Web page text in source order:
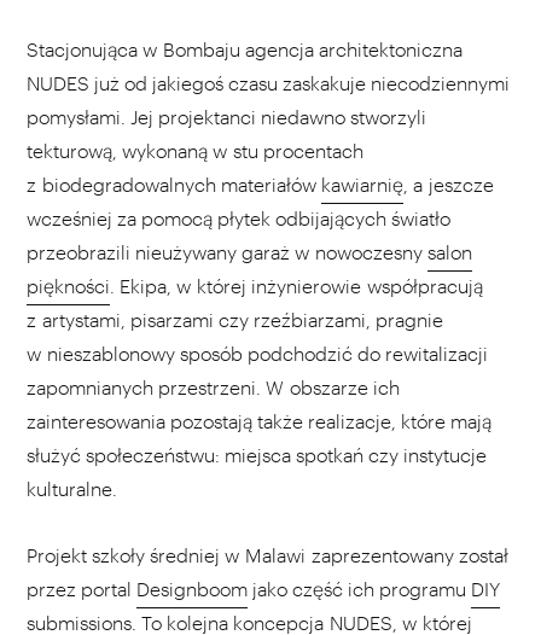
Stacjonująca w Bombaju agencja architektoniczna
NUDES już od jakiegoś czasu zaskakuje niecodziennymi
pomysłami. Jej projektanci niedawno stworzyli
tekturową, wykonaną w stu procentach
z biodegradowalnych materiałów kawiarnię , a jeszcze
wcześniej za pomocą płytek odbijających światło
przeobrazili nieużywany garaż w nowoczesny salon
piękności . Ekipa, w której inżynierowie współpracują
z artystami, pisarzami czy rzeźbiarzami, pragnie
w nieszablonowy sposób podchodzić do rewitalizacji
zapomnianych przestrzeni. W obszarze ich
zainteresowania pozostają także realizacje, które mają
służyć społeczeństwu: miejsca spotkań czy instytucje
kulturalne.
Projekt szkoły średniej w Malawi zaprezentowany został
przez portal Designboom jako część ich programu DIY
submissions . To kolejna koncepcja NUDES, w której